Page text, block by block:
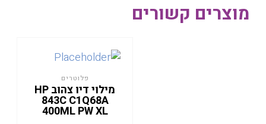
מוצרים קשורים
פלוטרים
מילוי דיו צהוב HP
843C C1Q68A
400ML PW XL